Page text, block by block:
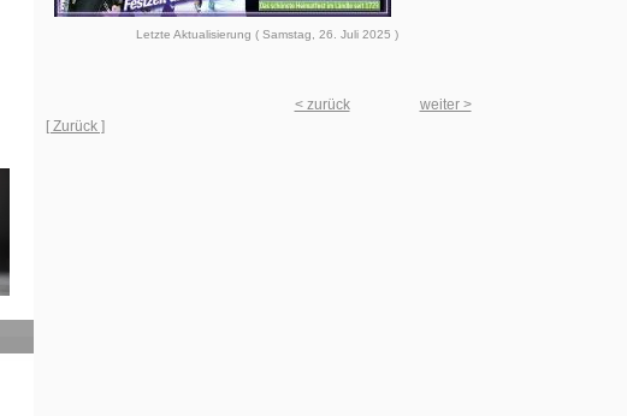
Letzte Aktualisierung ( Samstag, 26. Juli 2025 )
< zurück
weiter >
[ Zurück ]